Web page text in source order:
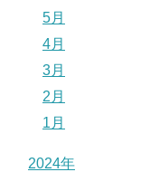
5月
4月
3月
2月
1月
2024年